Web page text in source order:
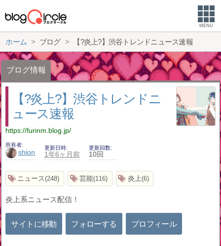
MENU
ホーム ブログ 【?炎上?】渋谷トレンドニュース速報
ブログ情報
【?炎上?】渋谷トレンドニ
ュース速報
https://furinm.blog.jp/
所有者
shion
更新日時
1年6ヶ月前
更新回数
10回
ニュース 248 芸能 116 炎上 6
炎上系ニュース配信！
サイトに移動 フォローする プロフィール